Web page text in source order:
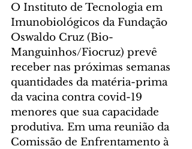
O Instituto de Tecnologia em
Imunobiológicos da Fundação
Oswaldo Cruz (Bio-
Manguinhos/Fiocruz) prevê
receber nas próximas semanas
quantidades da matéria-prima
da vacina contra covid-19
menores que sua capacidade
produtiva. Em uma reunião da
Comissão de Enfrentamento à